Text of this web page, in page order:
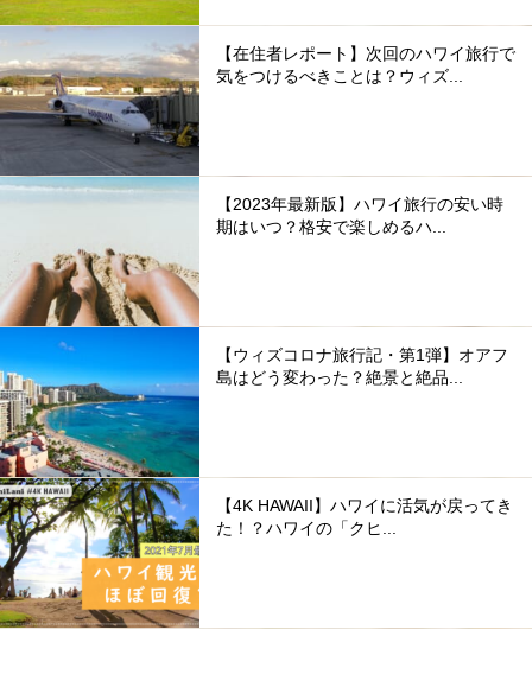
【在住者レポート】次回のハワイ旅行で
気をつけるべきことは？ウィズ...
【2023年最新版】ハワイ旅行の安い時
期はいつ？格安で楽しめるハ...
【ウィズコロナ旅行記・第1弾】オアフ
島はどう変わった？絶景と絶品...
【4K HAWAII】ハワイに活気が戻ってき
た！？ハワイの「クヒ...